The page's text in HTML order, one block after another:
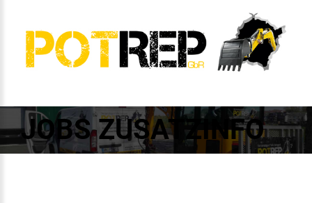
JOBS ZUSATZINFO